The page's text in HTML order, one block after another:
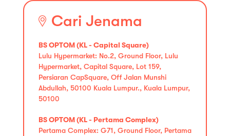
Cari Jenama
BS OPTOM (KL - Capital Square)
Lulu Hypermarket: No.2, Ground Floor, Lulu
Hypermarket, Capital Square, Lot 159,
Persiaran CapSquare, Off Jalan Munshi
Abdullah, 50100 Kuala Lumpur., Kuala Lumpur,
50100
BS OPTOM (KL - Pertama Complex)
Pertama Complex: G71, Ground Floor, Pertama